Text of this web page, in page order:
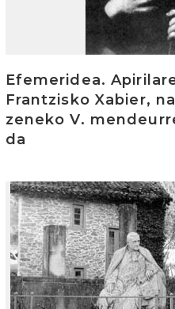
Efemeridea.
Frantzisko Xabier,
zeneko V.
da
Irakurri